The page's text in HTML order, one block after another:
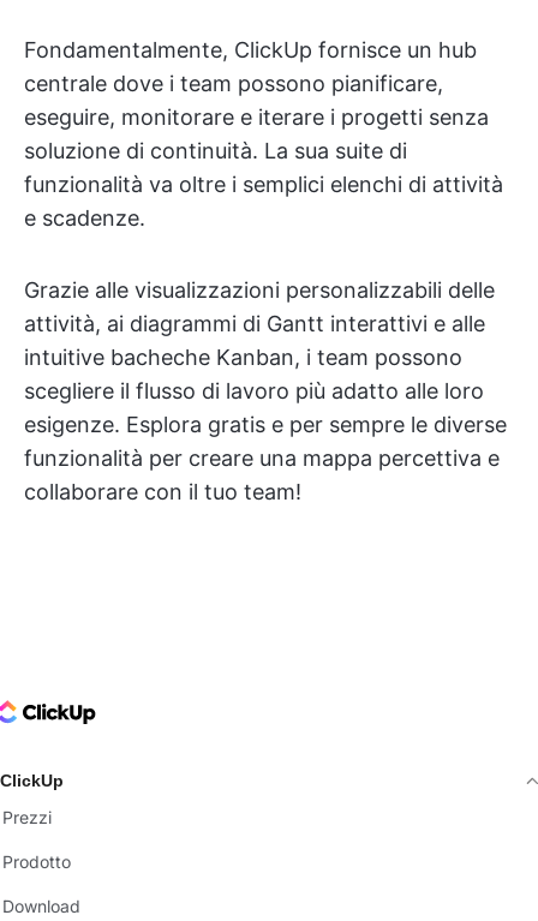
Fondamentalmente, ClickUp fornisce un hub
centrale dove i team possono pianificare,
eseguire, monitorare e iterare i progetti senza
soluzione di continuità. La sua suite di
funzionalità va oltre i semplici elenchi di attività
e scadenze.
Grazie alle visualizzazioni personalizzabili delle
attività, ai diagrammi di Gantt interattivi e alle
intuitive bacheche Kanban, i team possono
scegliere il flusso di lavoro più adatto alle loro
esigenze. Esplora gratis e per sempre le diverse
funzionalità per creare una mappa percettiva e
collaborare con il tuo team!
Logo
ClickUp
Prezzi
Prodotto
Download